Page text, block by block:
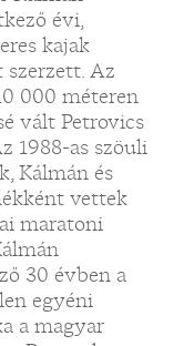
évi,
kajak
Az
000 méteren
vált Petrovics
1988-as szöuli
Kálmán és
vettek
maratoni
30 évben a
egyéni
a magyar